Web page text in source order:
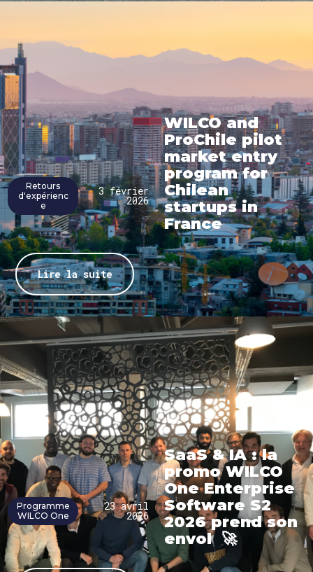
Retours
d'expérienc
e
3 février
2026
WILCO and
ProChile pilot
market entry
program for
Chilean
startups in
France
Lire la suite
Programme
WILCO One
23 avril
2026
SaaS & IA : la
promo WILCO
One Enterprise
Software S2
2026 prend son
envol 🚀